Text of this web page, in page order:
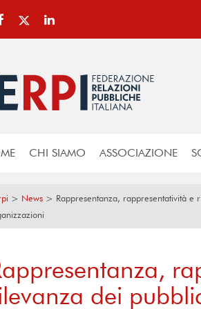
CHI SIAMO ASSOCIAZIONE
> News > Rappresentanza, rappresentatività
dei